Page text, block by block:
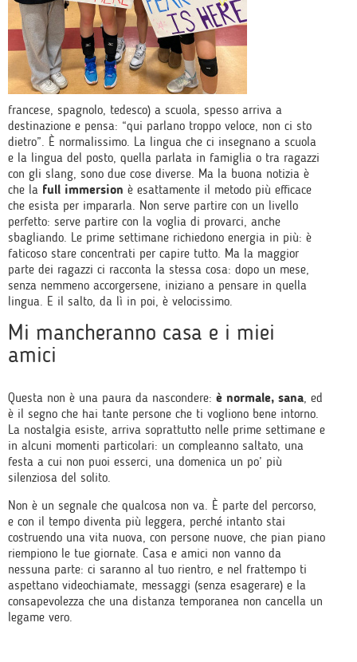
francese, spagnolo, tedesco) a scuola, spesso arriva a
destinazione e pensa: “qui parlano troppo veloce, non ci sto
dietro”. È normalissimo. La lingua che ci insegnano a scuola
e la lingua del posto, quella parlata in famiglia o tra ragazzi
con gli slang, sono due cose diverse. Ma la buona notizia è
che la full immersion è esattamente il metodo più efficace
che esista per impararla. Non serve partire con un livello
perfetto: serve partire con la voglia di provarci, anche
sbagliando. Le prime settimane richiedono energia in più: è
faticoso stare concentrati per capire tutto. Ma la maggior
parte dei ragazzi ci racconta la stessa cosa: dopo un mese,
senza nemmeno accorgersene, iniziano a pensare in quella
lingua. E il salto, da lì in poi, è velocissimo.
Mi mancheranno casa e i miei
amici
Questa non è una paura da nascondere: è normale, sana, ed
è il segno che hai tante persone che ti vogliono bene intorno.
La nostalgia esiste, arriva soprattutto nelle prime settimane e
in alcuni momenti particolari: un compleanno saltato, una
festa a cui non puoi esserci, una domenica un po’ più
silenziosa del solito.
Non è un segnale che qualcosa non va. È parte del percorso,
e con il tempo diventa più leggera, perché intanto stai
costruendo una vita nuova, con persone nuove, che pian piano
riempiono le tue giornate. Casa e amici non vanno da
nessuna parte: ci saranno al tuo rientro, e nel frattempo ti
aspettano videochiamate, messaggi (senza esagerare) e la
consapevolezza che una distanza temporanea non cancella un
legame vero.